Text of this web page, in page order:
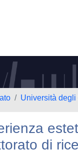
Università
di